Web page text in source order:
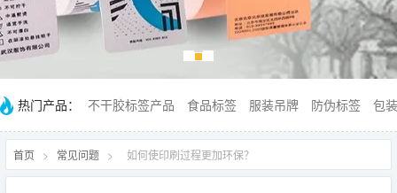
热门产品： 不干胶标签产品 食品标签 服装吊牌 防伪标签 包
首页 > 常见问题 > 如何使印刷过程更加环保？